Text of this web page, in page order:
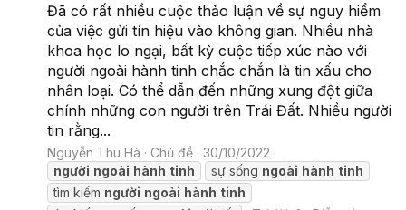
Đã có rất nhiều cuộc thảo luận về sự nguy hiểm
của việc gửi tín hiệu vào không gian. Nhiều nhà
khoa học lo ngại, bất kỳ cuộc tiếp xúc nào với
người ngoài hành tinh chắc chắn là tin xấu cho
nhân loại. Có thể dẫn đến những xung đột giữa
chính những con người trên Trái Đất. Nhiều người
tin rằng...
Nguyễn Thu Hà Chủ đề
30/10/2022
người ngoài hành tinh sự sống ngoài hành tinh
tìm kiếm người ngoài hành tinh